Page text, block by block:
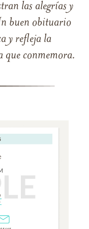
las alegrías y
buen obituario
y refleja la
que conmemora.